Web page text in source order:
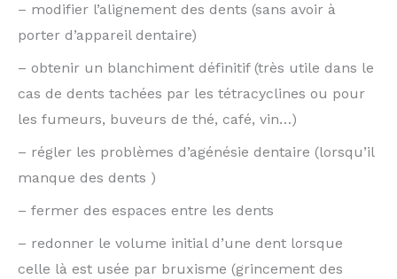
– modifier l’alignement des dents (sans avoir à
porter d’appareil dentaire)
– obtenir un blanchiment définitif (très utile dans le
cas de dents tachées par les tétracyclines ou pour
les fumeurs, buveurs de thé, café, vin…)
– régler les problèmes d’agénésie dentaire (lorsqu’il
manque des dents )
– fermer des espaces entre les dents
– redonner le volume initial d’une dent lorsque
celle là est usée par bruxisme (grincement des